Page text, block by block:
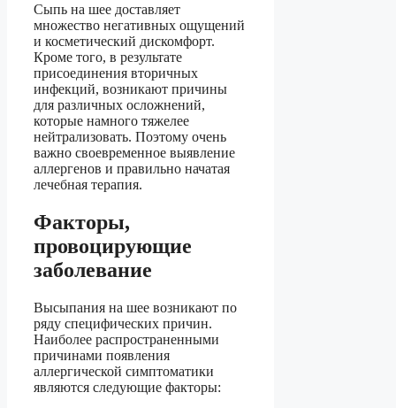
Сыпь на шее доставляет
множество негативных ощущений
и косметический дискомфорт.
Кроме того, в результате
присоединения вторичных
инфекций, возникают причины
для различных осложнений,
которые намного тяжелее
нейтрализовать. Поэтому очень
важно своевременное выявление
аллергенов и правильно начатая
лечебная терапия.
Факторы,
провоцирующие
заболевание
Высыпания на шее возникают по
ряду специфических причин.
Наиболее распространенными
причинами появления
аллергической симптоматики
являются следующие факторы: